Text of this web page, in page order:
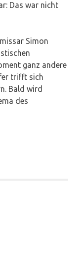
Das war nicht
Simon
ganz andere
trifft sich
Bald wird
des